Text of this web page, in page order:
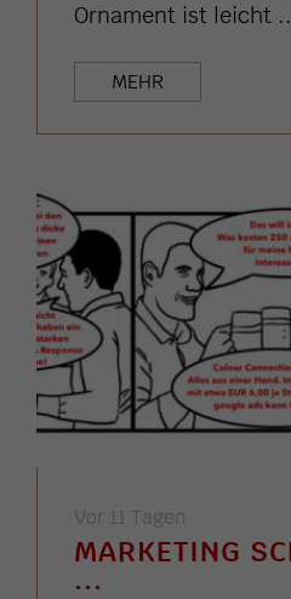
Ornament ist leicht
MEHR
Vor 11 Tagen
MARKETING
...